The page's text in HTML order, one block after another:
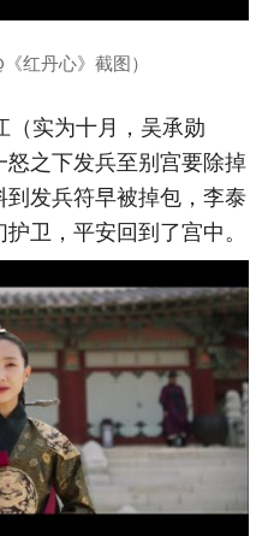
红丹心》截图）
（实为十月，吴承勋
之下发兵至别宫要除掉
发兵符早被掉包，李泰
卫，平安回到了宫中。